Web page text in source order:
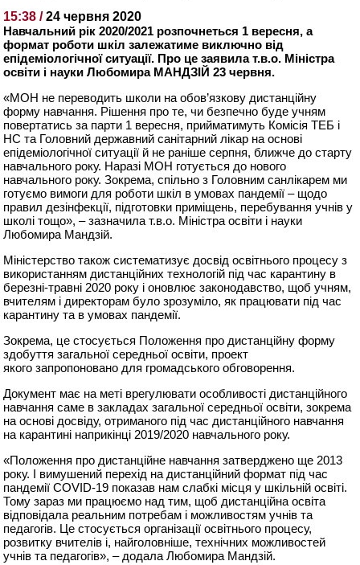
15:38 /24 червня 2020
Навчальний рік 2020/2021 розпочнеться 1 вересня, а
формат роботи шкіл залежатиме виключно від
епідеміологічної ситуації. Про це заявила т.в.о. Міністра
освіти і науки Любомира МАНДЗІЙ 23 червня.
«МОН не переводить школи на обов’язкову дистанційну
форму навчання. Рішення про те, чи безпечно буде учням
повертатись за парти 1 вересня, прийматимуть Комісія ТЕБ і
НС та Головний державний санітарний лікар на основі
епідеміологічної ситуації й не раніше серпня, ближче до старту
навчального року. Наразі МОН готується до нового
навчального року. Зокрема, спільно з Головним санлікарем ми
готуємо вимоги для роботи шкіл в умовах пандемії – щодо
правил дезінфекції, підготовки приміщень, перебування учнів у
школі тощо», – зазначила т.в.о. Міністра освіти і науки
Любомира Мандзій.
Міністерство також систематизує досвід освітнього процесу з
використанням дистанційних технологій під час карантину в
березні-травні 2020 року і оновлює законодавство, щоб учням,
вчителям і директорам було зрозуміло, як працювати під час
карантину та в умовах пандемії.
Зокрема, це стосується Положення про дистанційну форму
здобуття загальної середньої освіти, проект
якого запропоновано для громадського обговорення.
Документ має на меті врегулювати особливості дистанційного
навчання саме в закладах загальної середньої освіти, зокрема
на основі досвіду, отриманого під час дистанційного навчання
на карантині наприкінці 2019/2020 навчального року.
«Положення про дистанційне навчання затверджено ще 2013
року. І вимушений перехід на дистанційний формат під час
пандемії COVID-19 показав нам слабкі місця у шкільній освіті.
Тому зараз ми працюємо над тим, щоб дистанційна освіта
відповідала реальним потребам і можливостям учнів та
педагогів. Це стосується організації освітнього процесу,
розвитку вчителів і, найголовніше, технічних можливостей
учнів та педагогів», – додала Любомира Мандзій.